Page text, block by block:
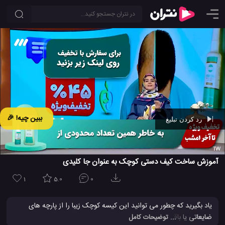
ببین چیه! 🎉 رد کردن تبلیغ
00:42
آموزش ساخت کیف دستی کوچک به عنوان جا کلیدی
1 5.0 0
یاد بگیرید که چطور می توانید این کیسه کوچک زیبا را از پارچه های
ضایعاتی یا باقی مانده لباس های قدیمی درست کنید. این ویدیو روش
... توضیحات کامل